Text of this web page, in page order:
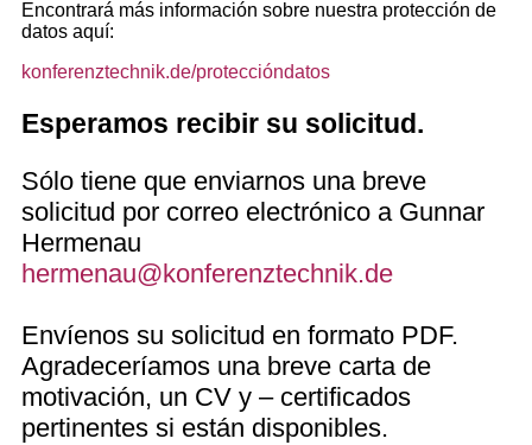
Encontrará más información sobre nuestra protección de
datos aquí:
konferenztechnik.de/proteccióndatos
Esperamos recibir su solicitud.
Sólo tiene que enviarnos una breve
solicitud por correo electrónico a Gunnar
Hermenau
hermenau@konferenztechnik.de
Envíenos su solicitud en formato PDF.
Agradeceríamos una breve carta de
motivación, un CV y – certificados
pertinentes si están disponibles.